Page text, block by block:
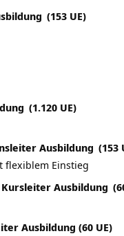
(153 UE)
(1.120 UE)
Ausbildung (153
flexiblem Einstieg
Ausbildung
Ausbildung (60 UE)